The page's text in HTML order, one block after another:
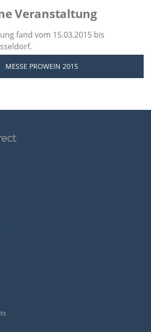
Veranstaltung
fand vom 15.03.2015 bis
MESSE PROWEIN 2015